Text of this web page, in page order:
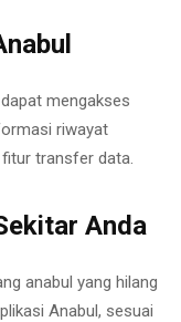
mengakses
riwayat
transfer data.
Anda
anabul yang hilang
Anabul, sesuai